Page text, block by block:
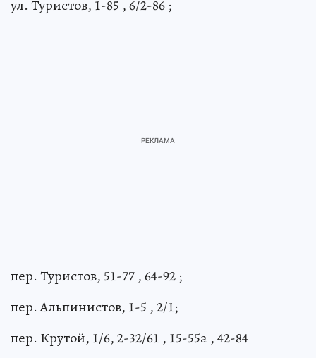
ул. Туристов, 1-85 , 6/2-86 ;
пер. Туристов, 51-77 , 64-92 ;
пер. Альпинистов, 1-5 , 2/1;
пер. Крутой, 1/6, 2-32/61 , 15-55а , 42-84